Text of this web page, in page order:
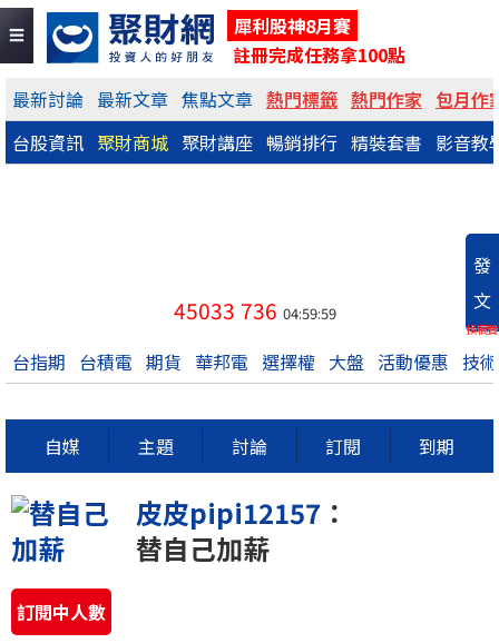
犀利股神8月賽
註冊完成任務拿100點
最新討論 最新文章 焦點文章 熱門標籤 熱門作家 包月作
台股資訊 聚財商城 聚財講座 暢銷排行 精裝套書 影音教
發
文
換稿費
45033 736 04:59:59
台指期 台積電 期貨 華邦電 選擇權 大盤 活動優惠 技
自媒 主題 討論 訂閱 到期
皮皮pipi12157 ：
替自己加薪
訂閱中人數